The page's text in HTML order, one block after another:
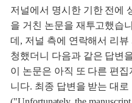
저널에서 명시한 기한 전에
을 거친 논문을 재투고했습
데, 저널 측에 연락해서 리
청했더니 다음과 같은 답변
이 논문은 아직 또 다른 편
니다. 최종 답변을 받는 대